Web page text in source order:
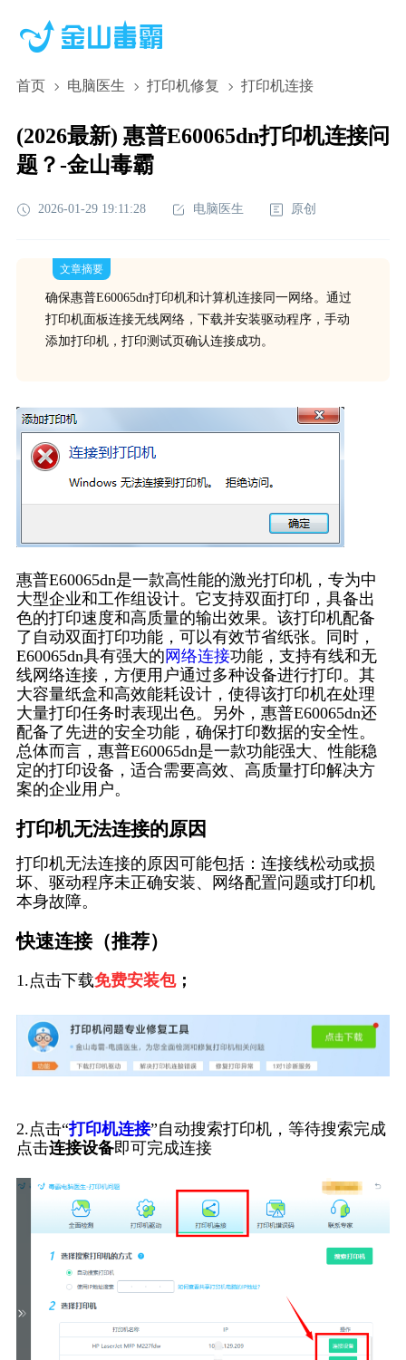
首页 电脑医生 打印机修复 打印机连接
(2026最新) 惠普E60065dn打印机连接问
题？-金山毒霸
2026-01-29 19:11:28 电脑医生 原创
文章摘要
确保惠普E60065dn打印机和计算机连接同一网络。通过
打印机面板连接无线网络，下载并安装驱动程序，手动
添加打印机，打印测试页确认连接成功。
惠普E60065dn是一款高性能的激光打印机，专为中
大型企业和工作组设计。它支持双面打印，具备出
色的打印速度和高质量的输出效果。该打印机配备
了自动双面打印功能，可以有效节省纸张。同时，
E60065dn具有强大的 网络连接功能，支持有线和无
线网络连接，方便用户通过多种设备进行打印。其
大容量纸盒和高效能耗设计，使得该打印机在处理
大量打印任务时表现出色。另外，惠普E60065dn还
配备了先进的安全功能，确保打印数据的安全性。
总体而言，惠普E60065dn是一款功能强大、性能稳
定的打印设备，适合需要高效、高质量打印解决方
案的企业用户。
打印机无法连接的原因
打印机无法连接的原因可能包括：连接线松动或损
坏、驱动程序未正确安装、网络配置问题或打印机
本身故障。
快速连接（推荐）
1.点击下载免费安装包；
2.点击“打印机连接”自动搜索打印机，等待搜索完成
点击连接设备即可完成连接